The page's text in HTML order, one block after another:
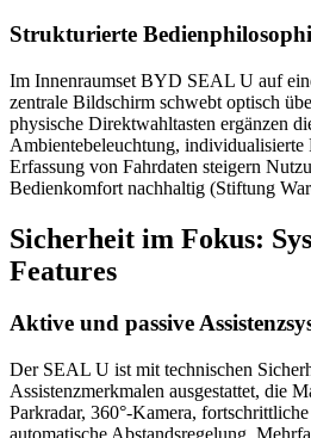
Strukturierte
Im Innenraumset BYD SEAL U auf
zentrale Bildschirm schwebt optisch
physische Direktwahltasten ergänzen
Ambientebeleuchtung,
Erfassung von Fahrdaten steigern
Bedienkomfort nachhaltig (Stiftung
Sicherheit im Fokus:
Features
Aktive und passive
Der SEAL U ist mit technischen
Assistenzmerkmalen ausgestattet, die
Parkradar, 360°-Kamera,